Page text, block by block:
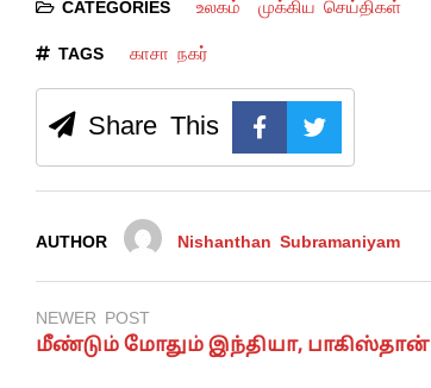
CATEGORIES உலகம் முக்கிய செய்திகள்
TAGS காசா நகர்
Share This
AUTHOR Nishanthan Subramaniyam
NEWER POST
மீண்டும் மோதும் இந்தியா, பாகிஸ்தான்